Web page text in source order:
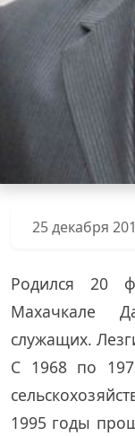
25 декабря
Родился 20
Махачкале
служащих.
С 1968 по
1995 годы